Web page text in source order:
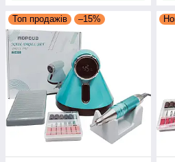
Топ продажів –15%